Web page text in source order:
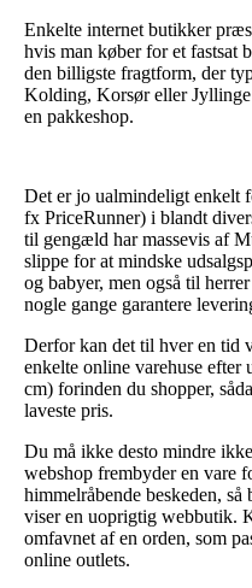
Enkelte internet butikker
hvis man køber for et fastsat
den billigste fragtform, der
Kolding, Korsør eller
en pakkeshop.
Det er jo ualmindeligt enkelt
fx PriceRunner) i blandt
til gengæld har massevis af
slippe for at mindske
og babyer, men også til
nogle gange garantere
Derfor kan det til hver en tid
enkelte online varehuse efter
cm) forinden du shopper,
laveste pris.
Du må ikke desto mindre
webshop frembyder en vare
himmelråbende beskeden,
viser en uoprigtig webbutik.
omfavnet af en orden, som
online outlets.